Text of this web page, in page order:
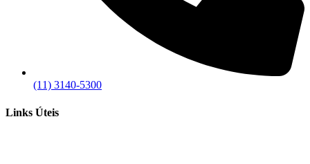
(11) 3140-5300
Links Úteis